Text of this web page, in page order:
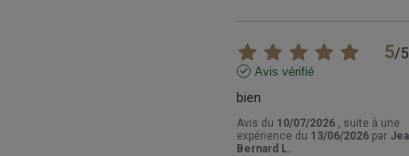
5/5
Avis vérifié
bien
Avis du 10/07/2026
, suite à une
expérience du 13/06/2026 par
Bernard L.